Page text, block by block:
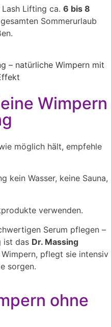
Lifting ca. 6 bis 8
Sommerurlaub
Wimpern
möglich hält, empfehle
Wasser, keine Sauna,
verwenden.
Serum pflegen –
ist das Dr. Massing
pflegt sie intensiv
sorgen.
ohne